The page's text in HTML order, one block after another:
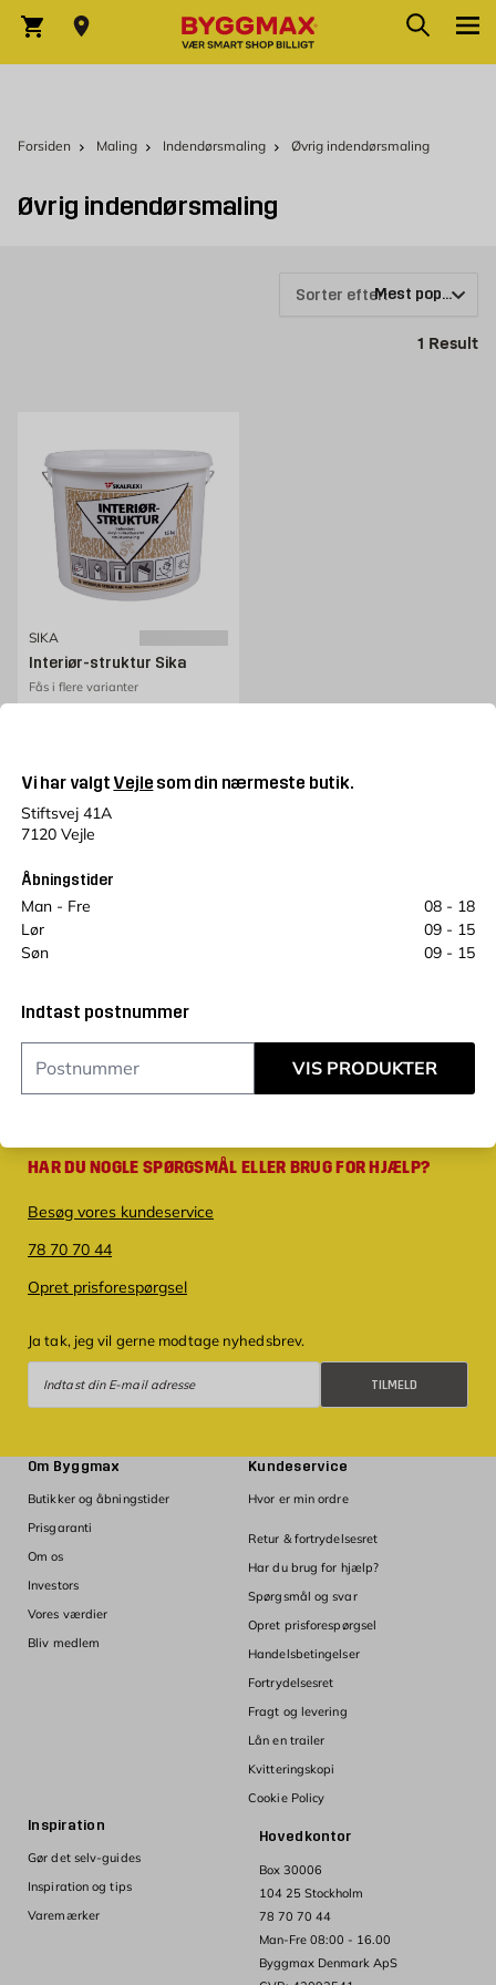
Vi har valgt Vejle som din nærmeste butik.
Stiftsvej 41A
7120 Vejle
Åbningstider
Man - Fre
08 - 18
Lør
09 - 15
Søn
09 - 15
Indtast postnummer
VIS PRODUKTER
Indkøbskurv Søg
Forsiden Maling Indendørsmaling Øvrig indendørsmaling
Øvrig indendørsmaling
Sorter efter:
1 Result
SIKA
Interiør-struktur Sika
Fås i flere varianter
Pris 549 kr. /stk
Flere varianter
HAR DU NOGLE SPØRGSMÅL ELLER BRUG FOR HJÆLP?
Besøg vores kundeservice
78 70 70 44
Opret prisforespørgsel
Ja tak, jeg vil gerne modtage nyhedsbrev.
TILMELD
Hovedkontor
Box 30006
104 25 Stockholm
78 70 70 44
Man-Fre 08:00 - 16.00
Byggmax Denmark ApS
Om Byggmax
Butikker og åbningstider
Prisgaranti
Om os
Investors
Vores værdier
Bliv medlem
Kundeservice
Hvor er min ordre
Retur & fortrydelsesret
Har du brug for hjælp?
Spørgsmål og svar
Opret prisforespørgsel
Handelsbetingelser
Fortrydelsesret
Fragt og levering
Lån en trailer
Kvitteringskopi
Cookie Policy
Inspiration
Gør det selv-guides
Inspiration og tips
Varemærker